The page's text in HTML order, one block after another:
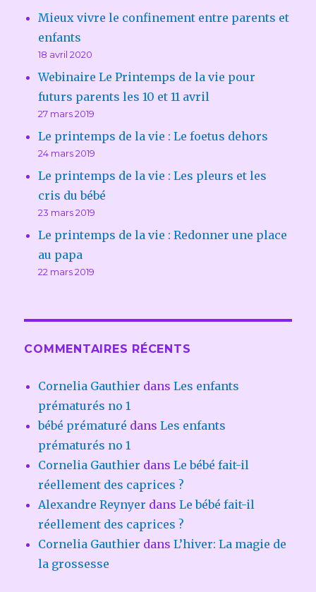
Mieux vivre le confinement entre parents et
enfants
18 avril 2020
Webinaire Le Printemps de la vie pour
futurs parents les 10 et 11 avril
27 mars 2019
Le printemps de la vie : Le foetus dehors
24 mars 2019
Le printemps de la vie : Les pleurs et les
cris du bébé
23 mars 2019
Le printemps de la vie : Redonner une place
au papa
22 mars 2019
COMMENTAIRES RÉCENTS
Cornelia Gauthier dansLes enfants
prématurés no 1
bébé prématuré dansLes enfants
prématurés no 1
Cornelia Gauthier dansLe bébé fait-il
réellement des caprices ?
Alexandre Reynyer dansLe bébé fait-il
réellement des caprices ?
Cornelia Gauthier dansL’hiver: La magie de
la grossesse